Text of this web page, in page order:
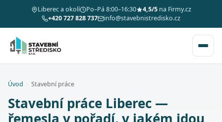
Liberec a okolí Po–Pá 8:00–16:30 4,5/5na Firmy.cz
+420 727 828 737
info@stavebnistredisko.cz
Úvod Stavební práce
Stavební práce Liberec —